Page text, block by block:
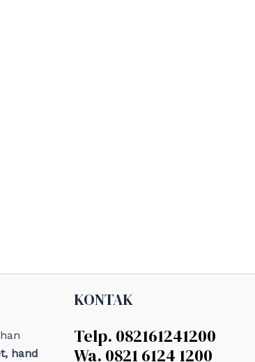
hand
KONTAK
Telp. 082161241200
Wa. 0821 6124 1200